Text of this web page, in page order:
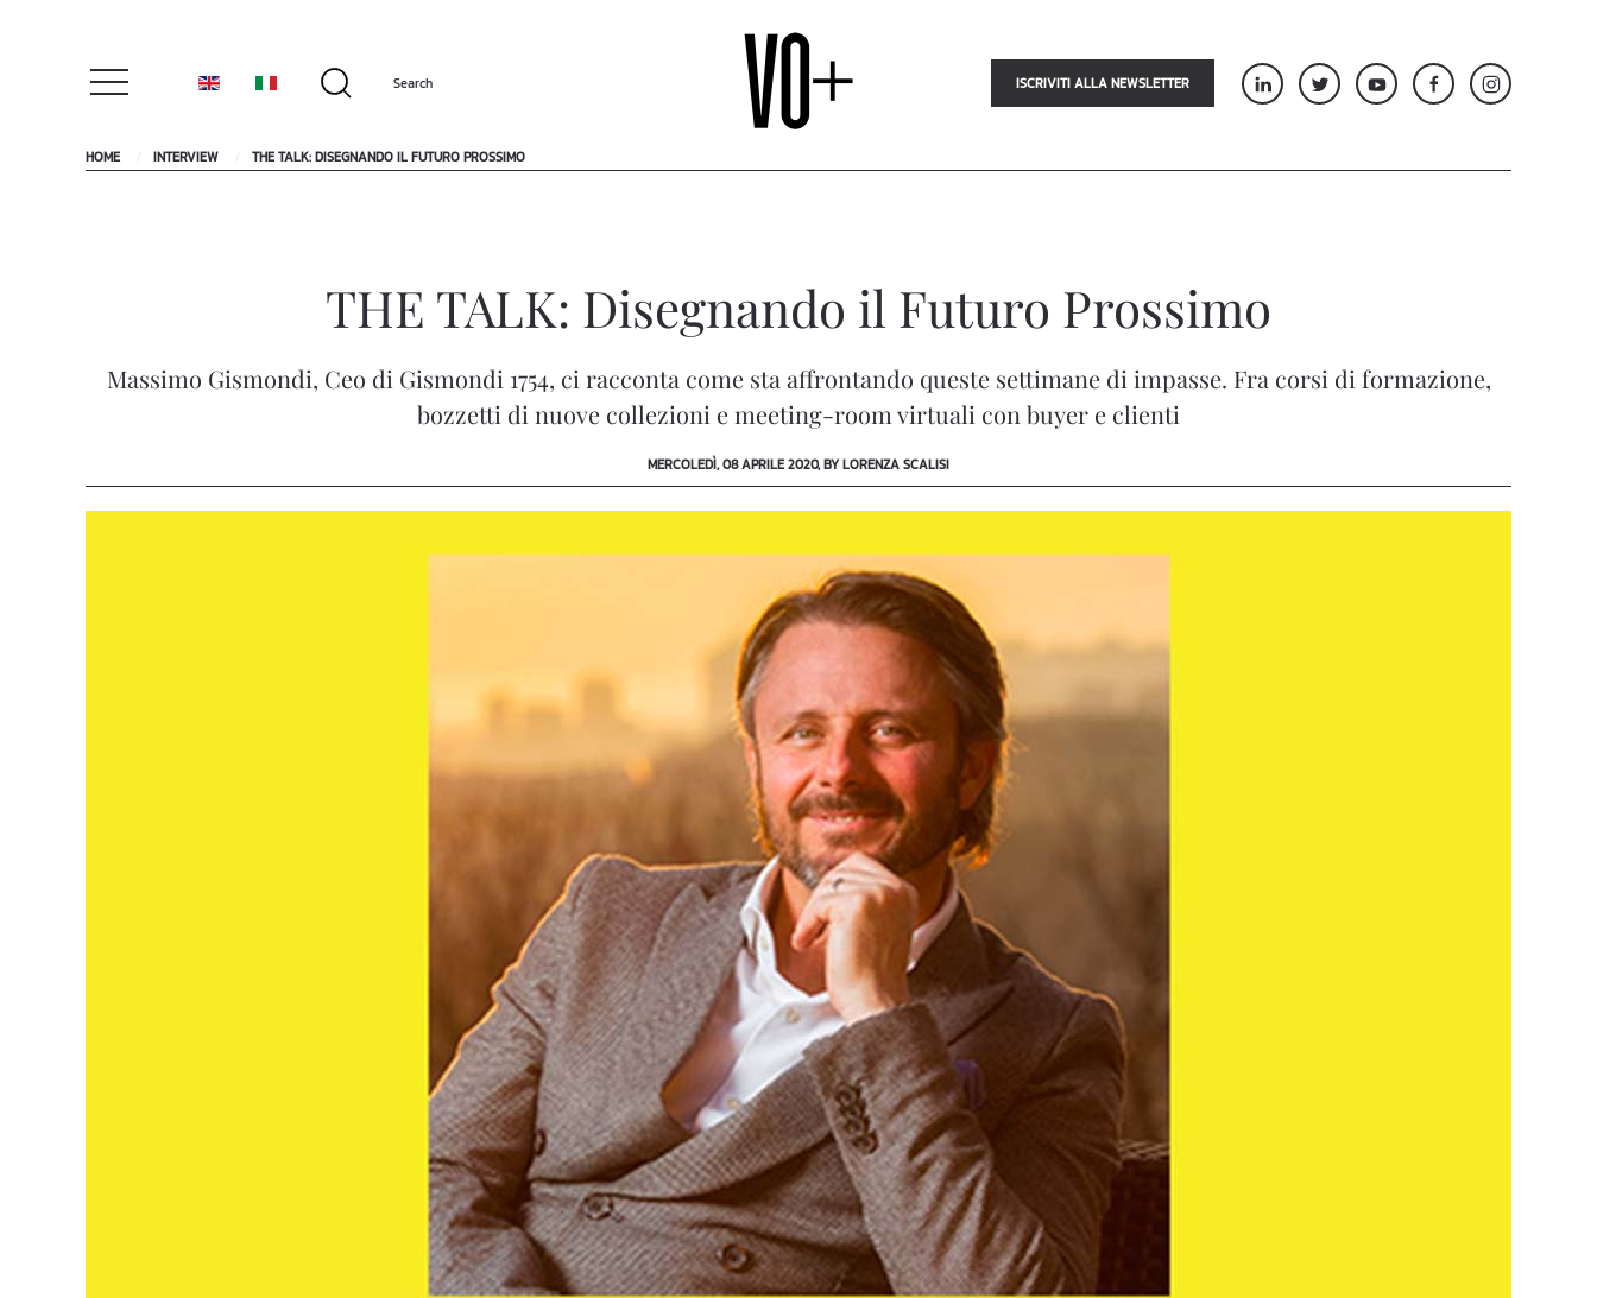
ISCRIVITI ALLA NEWSLETTER
HOME INTERVIEW THE TALK: DISEGNANDO IL FUTURO PROSSIMO
THE TALK: Disegnando il Futuro Prossimo
Massimo Gismondi, Ceo di Gismondi 1754, ci racconta come sta affrontando queste settimane di impasse. Fra corsi di formazione,
bozzetti di nuove collezioni e meeting-room virtuali con buyer e clienti
MERCOLEDÌ, 08 APRILE 2020, BY LORENZA SCALISI